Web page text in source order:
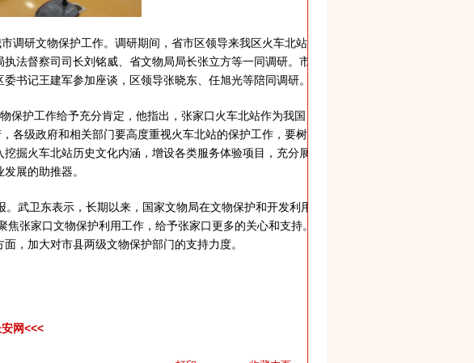
研文物保护工作。调研期间，省市区领导来我区火车北站
法督察司司长刘铭威、省文物局局长张立方等一同调研。市
书记王建军参加座谈，区领导张晓东、任旭光等陪同调研。
护工作给予充分肯定，他指出，张家口火车北站作为我国
各级政府和相关部门要高度重视火车北站的保护工作，要树
掘火车北站历史文化内涵，增设各类服务体验项目，充分展
展的助推器。
卫东表示，长期以来，国家文物局在文物保护和开发利用
张家口文物保护利用工作，给予张家口更多的关心和支持。
，加大对市县两级文物保护部门的支持力度。
网<<<